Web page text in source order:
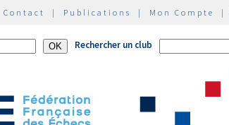
Contact | Publications | Mon Compte |
Rechercher un club